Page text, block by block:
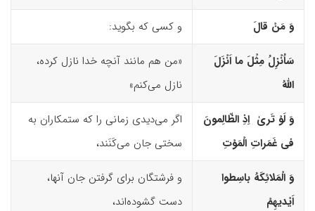
وَ مَنْ قالَ و کسی که بگوید:
سَاُنْزِلُ مِثْلَ ما اَنْزَلَ
اللّهُ
«من هم مانند آنچه خدا نازل کرده،
نازل می‌کنم»
وَ لَوْ تَریٰ اِذِ الظّالِمونَ
فى غَمَراتِ الْمَوْتِ
اگر می‌دیدی زمانی را که ستمکاران به
سختی جان می‌کَنَند،
وَ الْمَلائِکَهُ باسِطوا
اَیْدیهِمْ
و فرشتگان برای گرفتن جان آنها،
دست گشوده­‌اند،